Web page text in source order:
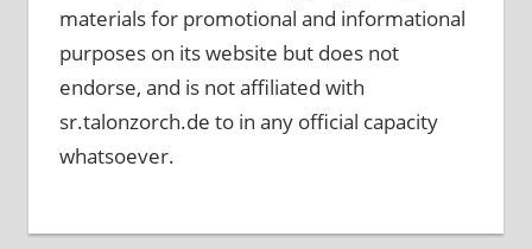
materials for promotional and informational
purposes on its website but does not
endorse, and is not affiliated with
sr.talonzorch.de to in any official capacity
whatsoever.